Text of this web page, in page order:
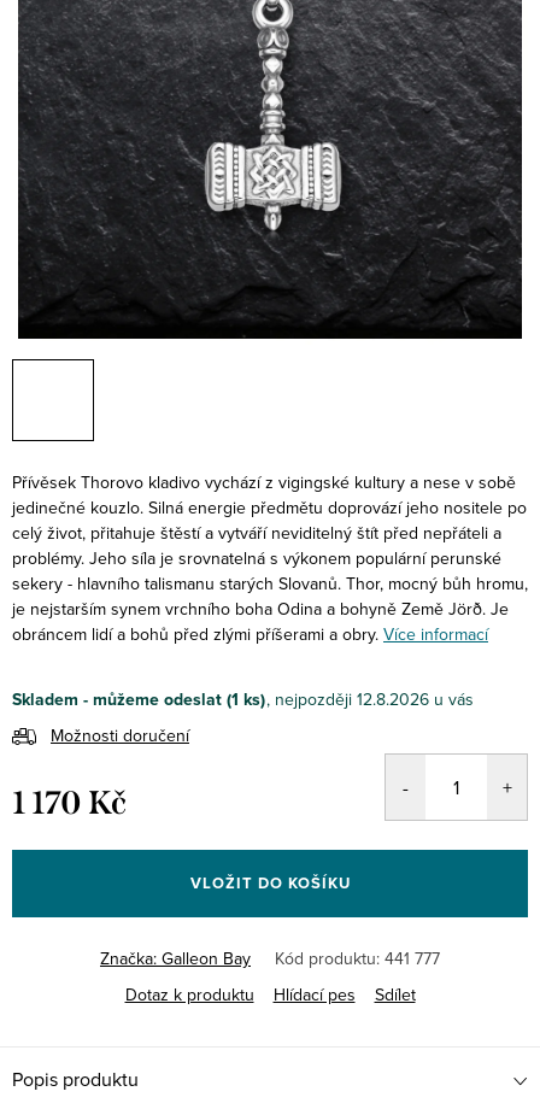
Přívěsek Thorovo kladivo vychází z vigingské kultury a nese v sobě
jedinečné kouzlo. Silná energie předmětu doprovází jeho nositele po
celý život, přitahuje štěstí a vytváří neviditelný štít před nepřáteli a
problémy. Jeho síla je srovnatelná s výkonem populární perunské
sekery - hlavního talismanu starých Slovanů. Thor, mocný bůh hromu,
je nejstarším synem vrchního boha Odina a bohyně Země Jörð. Je
obráncem lidí a bohů před zlými příšerami a obry. Více informací
Skladem - můžeme odeslat (1 ks)
12.8.2026
Možnosti doručení
1 170 Kč
cena:
VLOŽIT DO KOŠÍKU
Značka: Galleon Bay Kód produktu: 441 777
Dotaz k produktu
Hlídací pes Sdílet
Popis produktu